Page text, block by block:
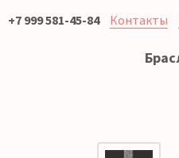
+7 999 581-45-84 Контакты